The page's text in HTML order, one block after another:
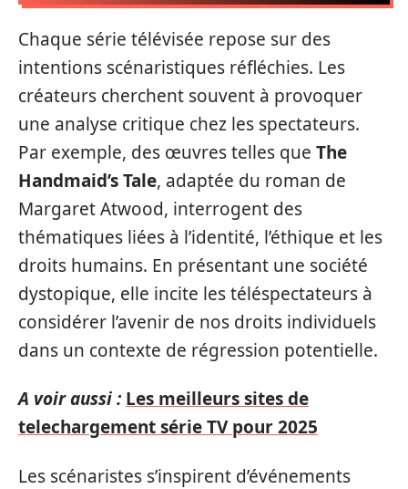
Chaque série télévisée repose sur des
intentions scénaristiques réfléchies. Les
créateurs cherchent souvent à provoquer
une analyse critique chez les spectateurs.
Par exemple, des œuvres telles que The
Handmaid’s Tale, adaptée du roman de
Margaret Atwood, interrogent des
thématiques liées à l’identité, l’éthique et les
droits humains. En présentant une société
dystopique, elle incite les téléspectateurs à
considérer l’avenir de nos droits individuels
dans un contexte de régression potentielle.
A voir aussi : Les meilleurs sites de
telechargement série TV pour 2025
Les scénaristes s’inspirent d’événements